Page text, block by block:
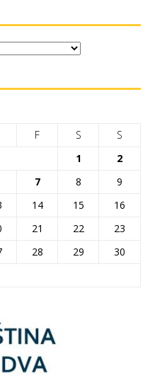
F S
S
1
2
7 8
9
14 15
16
21 22
23
28 29
30